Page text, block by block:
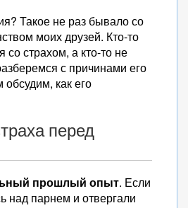
Такое не раз бывало со
моих друзей. Кто-то
со страхом, а кто-то не
с причинами его
как его
перед
прошлый опыт. Если
над парнем и отвергали